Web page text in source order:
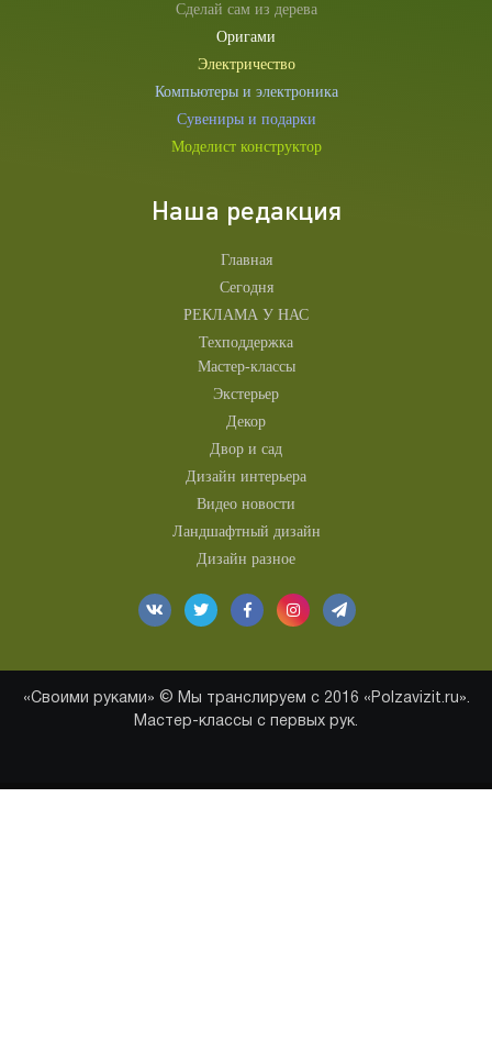
Сделай сам из дерева
Оригами
Электричество
Компьютеры и электроника
Сувениры и подарки
Моделист конструктор
Наша редакция
Главная
Сегодня
РЕКЛАМА У НАС
Техподдержка
Мастер-классы
Экстерьер
Декор
Двор и сад
Дизайн интерьера
Видео новости
Ландшафтный дизайн
Дизайн разное
«Своими руками» © Мы транслируем с 2016 «Polzavizit.ru».
Мастер-классы с первых рук.